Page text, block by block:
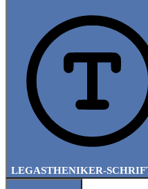
LEGASTHENIKER-